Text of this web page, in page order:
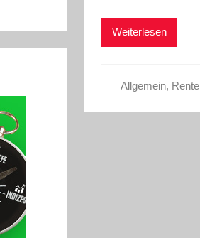
Weiterlesen
Allgemein, Rente